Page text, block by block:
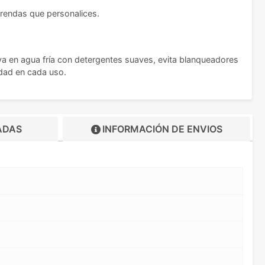
que personalices.
en agua fría con detergentes suaves, evita blanqueadores
en cada uso.
INFORMACIÓN DE ENVIOS